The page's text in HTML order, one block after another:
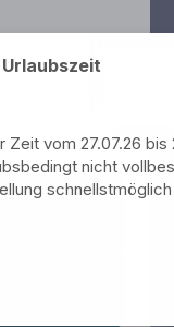
vom 27.07.26
nicht